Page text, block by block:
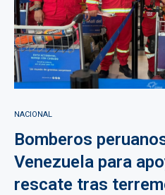
NACIONAL
Bomberos
Venezuela para
rescate tras